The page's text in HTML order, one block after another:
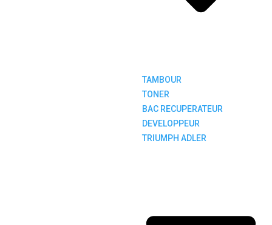
TAMBOUR
TONER
BAC RECUPERATEUR
DEVELOPPEUR
TRIUMPH ADLER